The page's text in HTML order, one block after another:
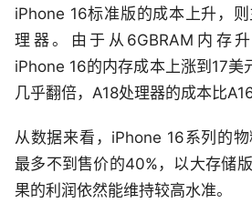
iPhone 16标准版的成本上升，
理器。由于从6GBRAM内存升
iPhone 16的内存成本上涨到17美
几乎翻倍，A18处理器的成本比
从数据来看，iPhone 16系列的
最多不到售价的40%，以大存储
果的利润依然能维持较高水准。